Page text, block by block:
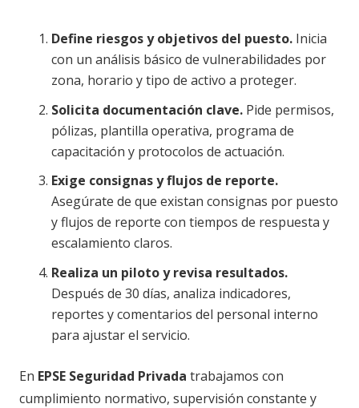
Define riesgos y objetivos del puesto. Inicia
con un análisis básico de vulnerabilidades por
zona, horario y tipo de activo a proteger.
Solicita documentación clave. Pide permisos,
pólizas, plantilla operativa, programa de
capacitación y protocolos de actuación.
Exige consignas y flujos de reporte.
Asegúrate de que existan consignas por puesto
y flujos de reporte con tiempos de respuesta y
escalamiento claros.
Realiza un piloto y revisa resultados.
Después de 30 días, analiza indicadores,
reportes y comentarios del personal interno
para ajustar el servicio.
En EPSE Seguridad Privada trabajamos con
cumplimiento normativo, supervisión constante y